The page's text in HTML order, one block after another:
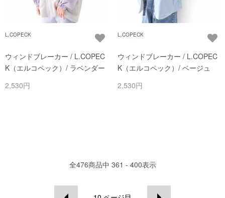
L.COPECK
ウィンドブレーカー / L.COPEC
K（エルコペック）/ ラベンダー
2,530円
L.COPECK
ウィンドブレーカー / L.COPEC
K（エルコペック）/ ベージュ
2,530円
全476商品中 361 - 400表示